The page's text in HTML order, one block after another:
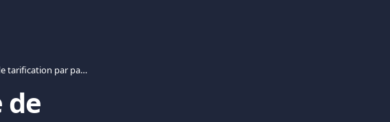
Qu'est-ce que le modèle de tarification par paliers ?
de